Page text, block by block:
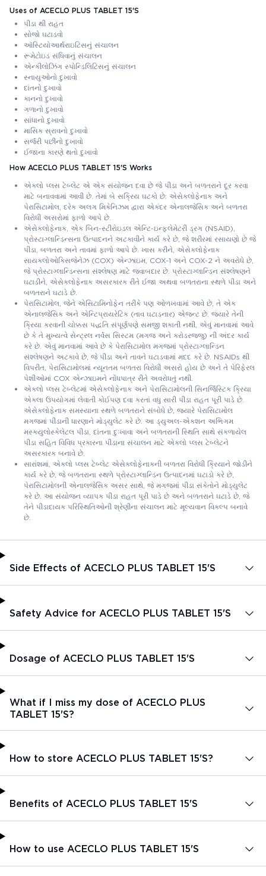
Uses of ACECLO PLUS TABLET 15'S
પીડા થી રાહત
સોજો ઘટાડવો
ઑસ્ટિયોઆર્થરાઇટિસનું સંચાલન
રૂમેટોઇડ સંધિવાનું સંચાલન
એન્કીલોઝિંગ સ્પોન્ડિલિટિસનું સંચાલન
સ્નાયુઓનો દુખાવો
દાંતનો દુખાવો
કાનનો દુખાવો
ગળાનો દુખાવો
સાંધાનો દુખાવો
માસિક સ્રાવનો દુખાવો
સર્જરી પછીનો દુખાવો
ઈજાના કારણે થતો દુખાવો
How ACECLO PLUS TABLET 15'S Works
એક્લો પ્લસ ટેબ્લેટ એ એક સંયોજન દવા છે જે પીડા અને બળતરાને દૂર કરવા
માટે બનાવવામાં આવી છે. તેમાં બે સક્રિય ઘટકો છે: એસેક્લોફેનાક અને
પેરાસિટામોલ, દરેક અલગ મિકેનિઝમ દ્વારા એકંદર એનાલજેસિક અને બળતરા
વિરોધી અસરોમાં ફાળો આપે છે.
એસેક્લોફેનાક, એક બિન-સ્ટીરોઇડલ એન્ટિ-ઇન્ફ્લેમેટરી ડ્રગ (NSAID),
પ્રોસ્ટાગ્લાન્ડિન્સના ઉત્પાદનને અટકાવીને કાર્ય કરે છે, જે શરીરમાં રસાયણો છે જે
પીડા, બળતરા અને તાવમાં ફાળો આપે છે. ખાસ કરીને, એસેક્લોફેનાક
સાયક્લોઓક્સિજેનેઝ (COX) એન્ઝાઇમ, COX-1 અને COX-2 ને અવરોધે છે,
જે પ્રોસ્ટાગ્લાન્ડિન્સના સંશ્લેષણ માટે જવાબદાર છે. પ્રોસ્ટાગ્લાન્ડિન સંશ્લેષણને
ઘટાડીને, એસેક્લોફેનાક અસરકારક રીતે ઈજા અથવા બળતરાના સ્થળે પીડા અને
બળતરાને ઘટાડે છે.
પેરાસિટામોલ, જેને એસિટામિનોફેન તરીકે પણ ઓળખવામાં આવે છે, તે એક
એનાલજેસિક અને એન્ટિપ્રાયરેટિક (તાવ ઘટાડનાર) એજન્ટ છે. જ્યારે તેની
ક્રિયા કરવાની ચોક્કસ પદ્ધતિ સંપૂર્ણપણે સમજી શકાતી નથી, એવું માનવામાં આવે
છે કે તે મુખ્યત્વે સેન્ટ્રલ નર્વસ સિસ્ટમ (મગજ અને કરોડરજ્જુ) ની અંદર કાર્ય
કરે છે. એવું માનવામાં આવે છે કે પેરાસિટામોલ મગજમાં પ્રોસ્ટાગ્લાન્ડિન
સંશ્લેષણને અટકાવે છે, જે પીડા અને તાવને ઘટાડવામાં મદદ કરે છે. NSAIDs થી
વિપરીત, પેરાસિટામોલમાં ન્યૂનતમ બળતરા વિરોધી અસરો હોય છે અને તે પેરિફેરલ
પેશીઓમાં COX એન્ઝાઇમને નોંધપાત્ર રીતે અવરોધતું નથી.
એક્લો પ્લસ ટેબ્લેટમાં એસેક્લોફેનાક અને પેરાસિટામોલની સિનર્જિસ્ટિક ક્રિયા
એકલા ઉપયોગમાં લેવાતી કોઈપણ દવા કરતાં વધુ સારી પીડા રાહત પૂરી પાડે છે.
એસેક્લોફેનાક સમસ્યાના સ્થળે બળતરાને સંબોધે છે, જ્યારે પેરાસિટામોલ
મગજમાં પીડાની ધારણાને મોડ્યુલેટ કરે છે. આ ડ્યુઅલ-એક્શન અભિગમ
મસ્ક્યુલોસ્કેલેટલ પીડા, દાંતના દુઃખાવા અને બળતરાની સ્થિતિ સાથે સંકળાયેલ
પીડા સહિત વિવિધ પ્રકારના પીડાના સંચાલન માટે એક્લો પ્લસ ટેબ્લેટને
અસરકારક બનાવે છે.
સારાંશમાં, એક્લો પ્લસ ટેબ્લેટ એસેક્લોફેનાકની બળતરા વિરોધી ક્રિયાને જોડીને
કાર્ય કરે છે, જે બળતરાના સ્થળે પ્રોસ્ટાગ્લાન્ડિન ઉત્પાદનમાં ઘટાડો કરે છે,
પેરાસિટામોલની એનાલજેસિક અસર સાથે, જે મગજમાં પીડા સંકેતોને મોડ્યુલેટ
કરે છે. આ સંયોજન વ્યાપક પીડા રાહત પૂરી પાડે છે અને બળતરાને ઘટાડે છે, જે
તેને પીડાદાયક પરિસ્થિતિઓની શ્રેણીના સંચાલન માટે મૂલ્યવાન વિકલ્પ બનાવે
છે.
Side Effects of ACECLO PLUS TABLET 15'S
Safety Advice for ACECLO PLUS TABLET 15'S
Dosage of ACECLO PLUS TABLET 15'S
What if I miss my dose of ACECLO PLUS
TABLET 15'S?
How to store ACECLO PLUS TABLET 15'S?
Benefits of ACECLO PLUS TABLET 15'S
How to use ACECLO PLUS TABLET 15'S